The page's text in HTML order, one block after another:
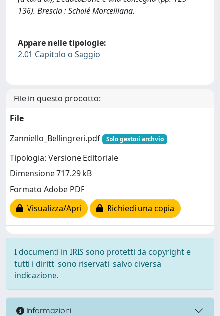
136). Brescia : Scholé Morcelliana.
Appare nelle tipologie:
2.01 Capitolo o Saggio
File in questo prodotto:
File
Zanniello_Bellingreri.pdf
Solo gestori archvio
Tipologia: Versione Editoriale
Dimensione 717.29 kB
Formato Adobe PDF
Visualizza/Apri
Richiedi una copia
I documenti in IRIS sono protetti da copyright e
tutti i diritti sono riservati, salvo diversa
indicazione.
Informazioni